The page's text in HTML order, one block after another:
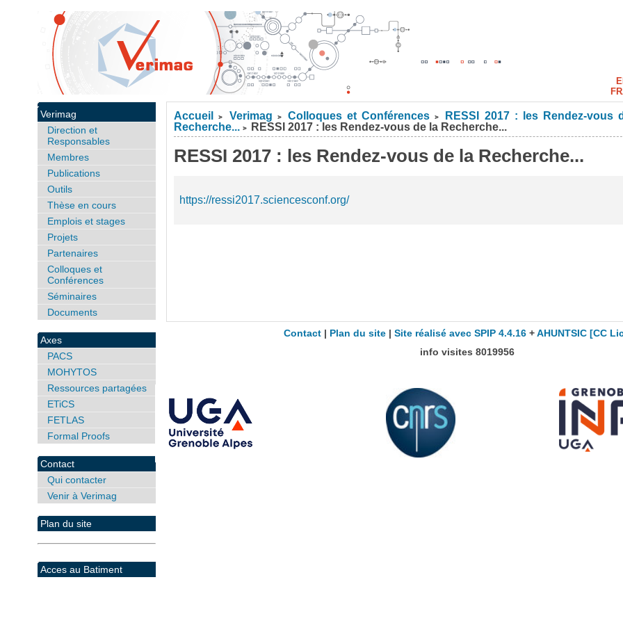
Accueil > Verimag > Colloques et Conférences >
RESSI 2017 : les Rendez-vous
Recherche... > RESSI 2017 : les Rendez-vous de la Recherche...
RESSI 2017 : les Rendez-vous de la Recherche...
https://ressi2017.sciencesconf.org/
Verimag
Direction et
Responsables
Membres
Publications
Outils
Thèse en cours
Emplois et stages
Projets
Partenaires
Colloques et
Conférences
Séminaires
Documents
Axes
PACS
MOHYTOS
Ressources partagées
ETiCS
FETLAS
Formal Proofs
Contact
Qui contacter
Venir à Verimag
Plan du site
Acces au Batiment
Contact Plan du site Site réalisé avec SPIP 4.4.16 + AHUNTSIC [CC
info visites 8019956